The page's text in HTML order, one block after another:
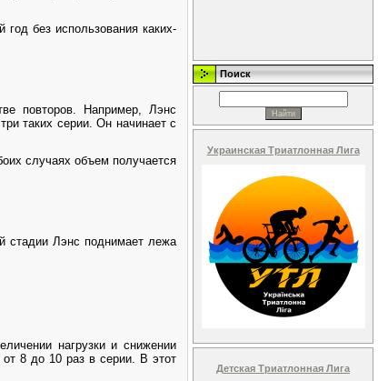
без использования каких-
повторов. Например, Лэнс
таких серии. Он начинает с
случаях объем получается
стадии Лэнс поднимает лежа
нагрузки и снижении
8 до 10 раз в серии. В этот
Поиск
Украинская Триатлонная Лига
Детская Триатлонная Лига